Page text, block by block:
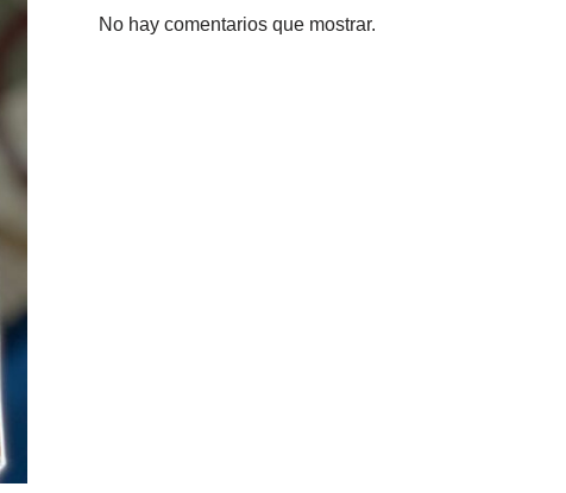
No hay comentarios que mostrar.